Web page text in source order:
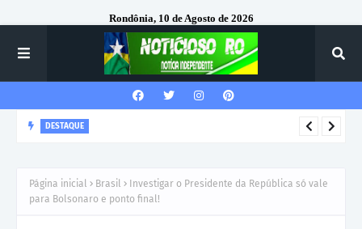
Rondônia, 10 de Agosto de 2026
DESTAQUE
Página inicial Brasil
Investigar o Presidente da República só vale
para Bolsonaro e ponto final!